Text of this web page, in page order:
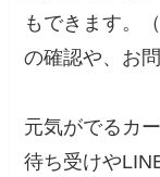
もできます。
の確認や、お
元気がでるカ
待ち受けや